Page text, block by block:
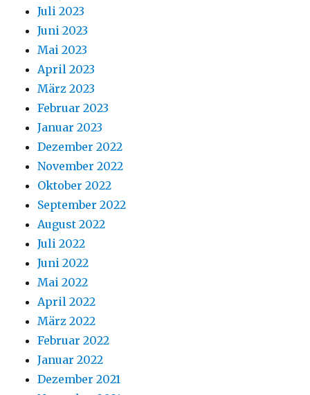
Juli 2023
Juni 2023
Mai 2023
April 2023
März 2023
Februar 2023
Januar 2023
Dezember 2022
November 2022
Oktober 2022
September 2022
August 2022
Juli 2022
Juni 2022
Mai 2022
April 2022
März 2022
Februar 2022
Januar 2022
Dezember 2021